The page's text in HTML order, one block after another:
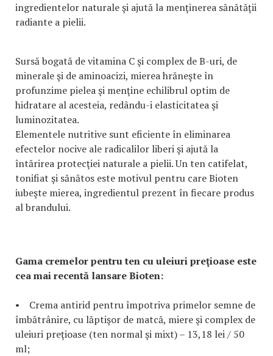
ingredientelor naturale şi ajută la menţinerea sănătăţii
radiante a pielii.
Sursă bogată de vitamina C şi complex de B-uri, de
minerale şi de aminoacizi, mierea hrăneşte în
profunzime pielea şi menţine echilibrul optim de
hidratare al acesteia, redându-i elasticitatea şi
luminozitatea.
Elementele nutritive sunt eficiente în eliminarea
efectelor nocive ale radicalilor liberi şi ajută la
întărirea protecţiei naturale a pielii. Un ten catifelat,
tonifiat şi sănătos este motivul pentru care Bioten
iubeşte mierea, ingredientul prezent în fiecare produs
al brandului.
Gama cremelor pentru ten cu uleiuri preţioase este
cea mai recentă lansare Bioten:
• Crema antirid pentru împotriva primelor semne de
îmbătrânire, cu lăptişor de matcă, miere şi complex de
uleiuri preţioase (ten normal şi mixt) – 13,18 lei / 50
ml;